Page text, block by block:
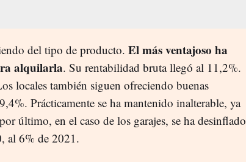
del tipo de producto. El más ventajoso ha
alquilarla. Su rentabilidad bruta llegó al 11,2%.
locales también siguen ofreciendo buenas
Prácticamente se ha mantenido inalterable, ya
último, en el caso de los garajes, se ha desinflado
al 6% de 2021.